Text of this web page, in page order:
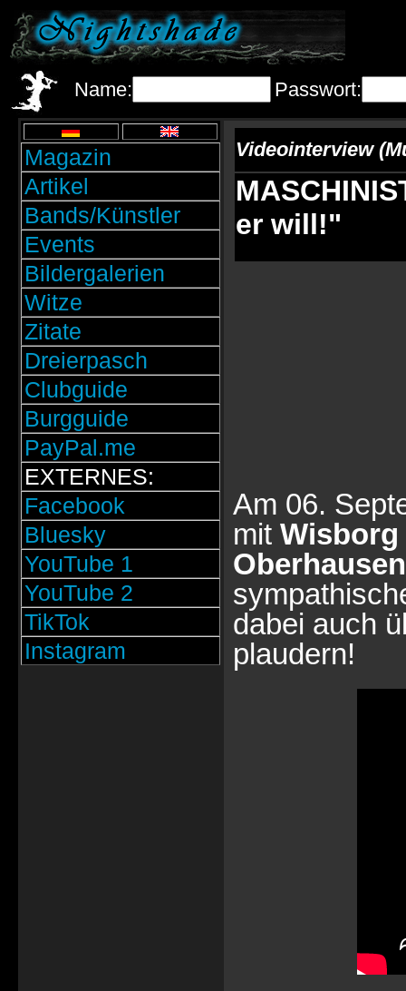
Name: Passwort:
Magazin
Artikel
Bands/Künstler
Events
Bildergalerien
Witze
Zitate
Dreierpasch
Clubguide
Burgguide
PayPal.me
EXTERNES:
Facebook
Bluesky
YouTube 1
YouTube 2
TikTok
Instagram
Videointerview
er will!"
Am 06.
mit Wisborg
Oberhausen
dabei auch
plaudern!